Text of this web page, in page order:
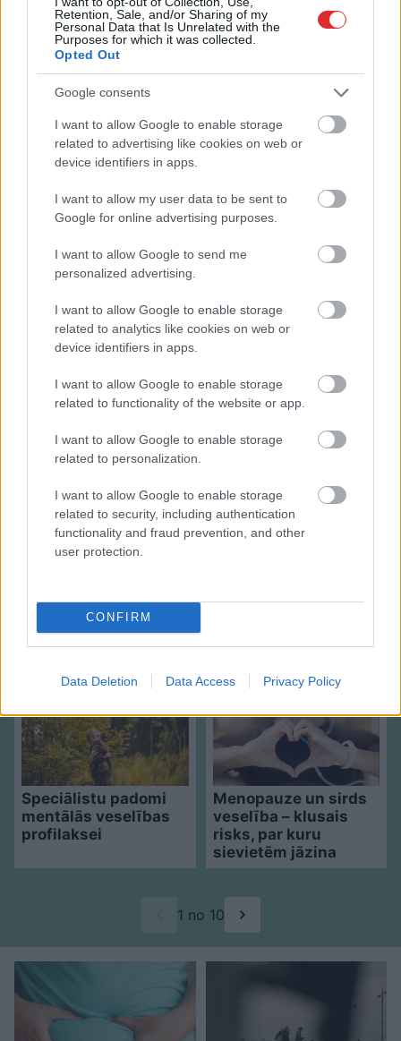
Retention, Sale, and/or Sharing of my
Personal Data that Is Unrelated with the
Purposes for which it was collected.
Opted Out
Google consents
I want to allow Google to enable storage
related to advertising like cookies on web or
device identifiers in apps.
I want to allow my user data to be sent to
Google for online advertising purposes.
I want to allow Google to send me
personalized advertising.
I want to allow Google to enable storage
related to analytics like cookies on web or
device identifiers in apps.
I want to allow Google to enable storage
related to functionality of the website or app.
I want to allow Google to enable storage
related to personalization.
I want to allow Google to enable storage
related to security, including authentication
functionality and fraud prevention, and other
user protection.
CONFIRM
Data Deletion Data Access Privacy Policy
VIDEO. Spānijas lidostā pēkšņi atskan
Raimonda Paula mūzika! Pie klavierēm –
Māris Grigalis
Dzerun tievē? Nosauktas 9 tējas, kas
palīdzēs atbrīvoties no liekā svara
Neriskējietar savu veselību! Šos pārtikas
produktus pēc derīguma termiņa beigām
Lasīt citas ziņas
Sadarbības projekts
Speciālistikonsultē: Rudens vīrusi, klepus
profilakse un ārstēšanas iespējas
Speciālistu padomi
mentālās veselības
profilaksei
Menopauze un sirds
veselība – klusais
risks, par kuru
sievietēm jāzina
1 no 10
Atcelt Ziņot